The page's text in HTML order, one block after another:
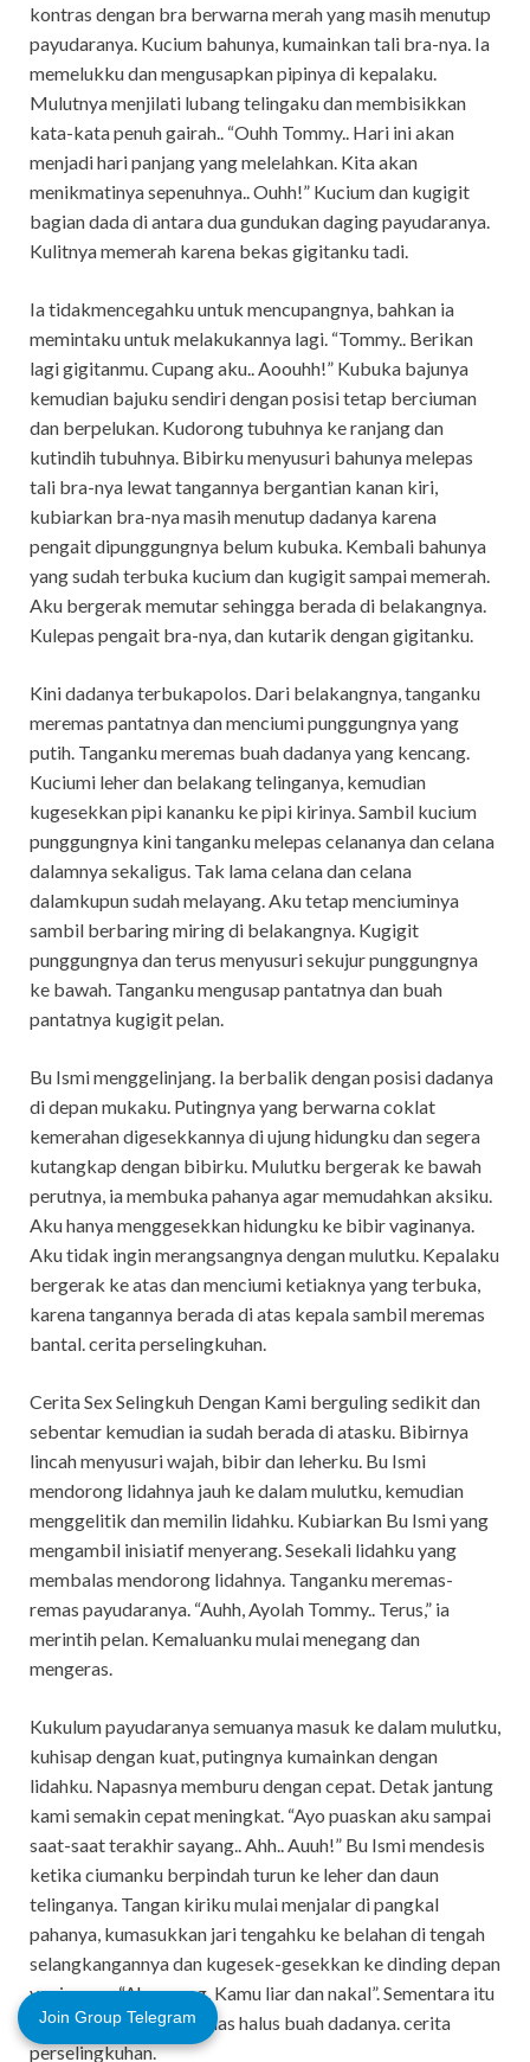
kontras dengan bra berwarna merah yang masih menutup
payudaranya. Kucium bahunya, kumainkan tali bra-nya. Ia
memelukku dan mengusapkan pipinya di kepalaku.
Mulutnya menjilati lubang telingaku dan membisikkan
kata-kata penuh gairah.. “Ouhh Tommy.. Hari ini akan
menjadi hari panjang yang melelahkan. Kita akan
menikmatinya sepenuhnya.. Ouhh!” Kucium dan kugigit
bagian dada di antara dua gundukan daging payudaranya.
Kulitnya memerah karena bekas gigitanku tadi.
Ia tidakmencegahku untuk mencupangnya, bahkan ia
memintaku untuk melakukannya lagi. “Tommy.. Berikan
lagi gigitanmu. Cupang aku.. Aoouhh!” Kubuka bajunya
kemudian bajuku sendiri dengan posisi tetap berciuman
dan berpelukan. Kudorong tubuhnya ke ranjang dan
kutindih tubuhnya. Bibirku menyusuri bahunya melepas
tali bra-nya lewat tangannya bergantian kanan kiri,
kubiarkan bra-nya masih menutup dadanya karena
pengait dipunggungnya belum kubuka. Kembali bahunya
yang sudah terbuka kucium dan kugigit sampai memerah.
Aku bergerak memutar sehingga berada di belakangnya.
Kulepas pengait bra-nya, dan kutarik dengan gigitanku.
Kini dadanya terbukapolos. Dari belakangnya, tanganku
meremas pantatnya dan menciumi punggungnya yang
putih. Tanganku meremas buah dadanya yang kencang.
Kuciumi leher dan belakang telinganya, kemudian
kugesekkan pipi kananku ke pipi kirinya. Sambil kucium
punggungnya kini tanganku melepas celananya dan celana
dalamnya sekaligus. Tak lama celana dan celana
dalamkupun sudah melayang. Aku tetap menciuminya
sambil berbaring miring di belakangnya. Kugigit
punggungnya dan terus menyusuri sekujur punggungnya
ke bawah. Tanganku mengusap pantatnya dan buah
pantatnya kugigit pelan.
Bu Ismi menggelinjang. Ia berbalik dengan posisi dadanya
di depan mukaku. Putingnya yang berwarna coklat
kemerahan digesekkannya di ujung hidungku dan segera
kutangkap dengan bibirku. Mulutku bergerak ke bawah
perutnya, ia membuka pahanya agar memudahkan aksiku.
Aku hanya menggesekkan hidungku ke bibir vaginanya.
Aku tidak ingin merangsangnya dengan mulutku. Kepalaku
bergerak ke atas dan menciumi ketiaknya yang terbuka,
karena tangannya berada di atas kepala sambil meremas
bantal. cerita perselingkuhan.
Cerita Sex Selingkuh Dengan Kami berguling sedikit dan
sebentar kemudian ia sudah berada di atasku. Bibirnya
lincah menyusuri wajah, bibir dan leherku. Bu Ismi
mendorong lidahnya jauh ke dalam mulutku, kemudian
menggelitik dan memilin lidahku. Kubiarkan Bu Ismi yang
mengambil inisiatif menyerang. Sesekali lidahku yang
membalas mendorong lidahnya. Tanganku meremas-
remas payudaranya. “Auhh, Ayolah Tommy.. Terus,” ia
merintih pelan. Kemaluanku mulai menegang dan
mengeras.
Kukulum payudaranya semuanya masuk ke dalam mulutku,
kuhisap dengan kuat, putingnya kumainkan dengan
lidahku. Napasnya memburu dengan cepat. Detak jantung
kami semakin cepat meningkat. “Ayo puaskan aku sampai
saat-saat terakhir sayang.. Ahh.. Auuh!” Bu Ismi mendesis
ketika ciumanku berpindah turun ke leher dan daun
telinganya. Tangan kiriku mulai menjalar di pangkal
pahanya, kumasukkan jari tengahku ke belahan di tengah
selangkangannya dan kugesek-gesekkan ke dinding depan
vaginanya. “Ah sayang. Kamu liar dan nakal”. Sementara itu
tangan kananku meremas halus buah dadanya. cerita
perselingkuhan.
Join Group Telegram